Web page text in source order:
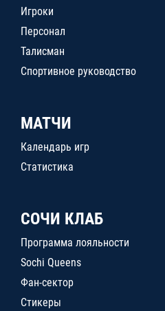
Игроки
Персонал
Талисман
Спортивное руководство
МАТЧИ
Календарь игр
Статистика
СОЧИ КЛАБ
Программа лояльности
Sochi Queens
Фан-сектор
Стикеры